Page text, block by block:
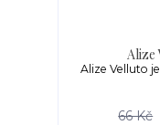
Alize
Alize Velluto
66 Kč